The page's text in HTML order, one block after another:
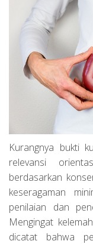
Kurangnya bukti
relevansi
berdasarkan
keseragaman
penilaian dan
Mengingat
dicatat bahwa